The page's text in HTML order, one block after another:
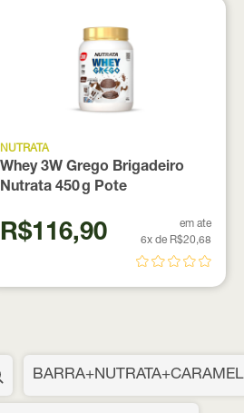
NUTRATA
Whey 3W Grego Brigadeiro
Nutrata 450 g Pote
R$116,90
em ate
6x de R$20,68
BARRA+NUTRATA+CARAMEL